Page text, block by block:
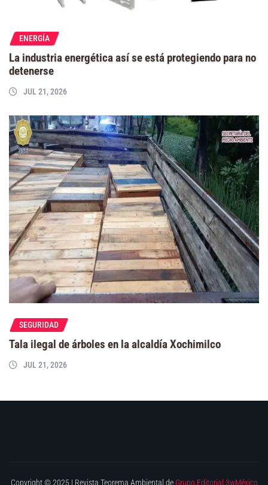
ENERGÍA
La industria energética así se está protegiendo para no
detenerse
JUL 21, 2026
SEGURIDAD
Tala ilegal de árboles en la alcaldía Xochimilco
JUL 21, 2026